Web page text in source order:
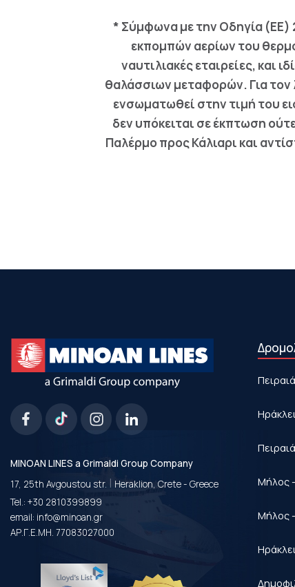
* Σύμφωνα με την Οδηγία (ΕΕ)
εκπομπών αερίων του
ναυτιλιακές εταιρείες,
θαλάσσιων μεταφορών. Για τον
ενσωματωθεί στην τιμή του
δεν υπόκειται σε έκπτωση
Παλέρμο προς Κάλιαρι και
MINOAN LINES a Grimaldi Group Company
17, 25th Avgoustou str. | Heraklion, Crete - Greece
Tel.: +30 2810399899
email: info@minoan.gr
ΑΡ.Γ.Ε.ΜΗ. 77083027000
Μήλος
Μήλος